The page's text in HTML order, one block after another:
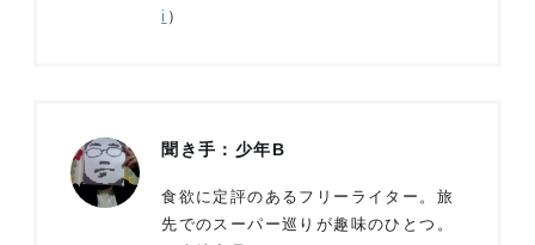
i ）
聞き手：少年B
食欲に定評のあるフリーライター。旅
先でのスーパー巡りが趣味のひとつ。